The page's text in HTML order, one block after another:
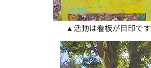
▲活動は看板が目印です